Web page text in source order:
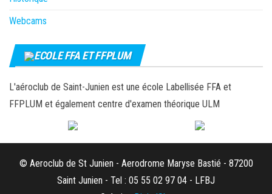
Webcams
ECOLE FFA ET FFPLUM
L'aéroclub de Saint-Junien est une école Labellisée FFA et
FFPLUM et également centre d'examen théorique ULM
© Aeroclub de St Junien - Aerodrome Maryse Bastié - 87200
Saint Junien - Tel : 05 55 02 97 04 - LFBJ